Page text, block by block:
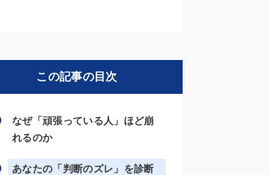
この記事の目次
なぜ「頑張っている人」ほど崩
れるのか
あなたの「判断のズレ」を診断